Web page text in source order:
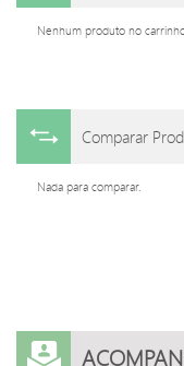
Nenhum produto no
Comparar
Nada para comparar.